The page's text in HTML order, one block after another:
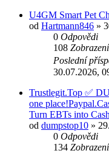
U4GM Smart Pet
od Hartmann846 »
0 Odpovědi
108 Zobrazení
Poslední
30.07.2026,
Trustlegit.Top ✅
one
Turn EBTs into Cash
od dumpstop10 »
0 Odpovědi
134 Zobrazení